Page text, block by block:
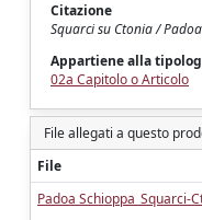
Citazione
Squarci su Ctonia /
Appartiene alla
02a Capitolo o Articolo
File allegati a questo
File
Padoa Schioppa_Squarci-